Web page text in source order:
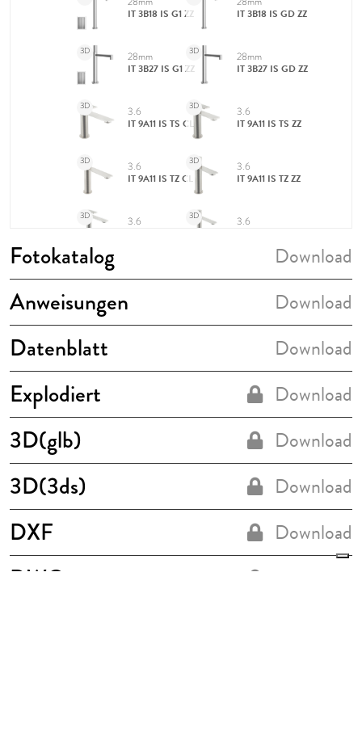
Fotokatalog Download
Anweisungen Download
Datenblatt Download
Explodiert Download
3D(glb) Download
3D(3ds) Download
DXF Download
DWG